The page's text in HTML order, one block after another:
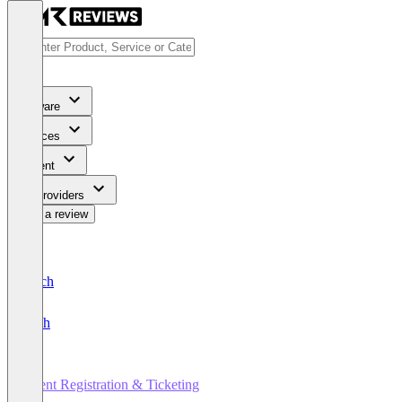
Software
Services
Content
For Providers
Write a review
Deutsch
English
Event Registration & Ticketing